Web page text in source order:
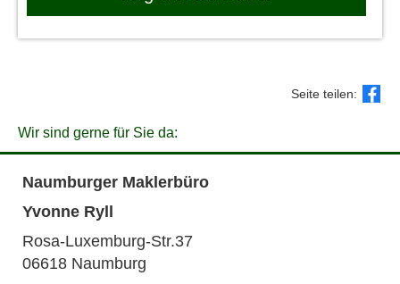
Seite teilen:
Wir sind gerne für Sie da:
Naumburger Maklerbüro
Yvonne Ryll
Rosa-Luxemburg-Str.37
06618 Naumburg